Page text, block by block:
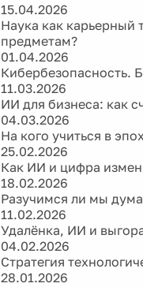
15.04.2026
Наука как карьерный
предметам?
01.04.2026
Кибербезопасность.
11.03.2026
ИИ для бизнеса: как
04.03.2026
На кого учиться в
25.02.2026
Как ИИ и цифра
18.02.2026
Разучимся ли мы
11.02.2026
Удалёнка, ИИ и
04.02.2026
Стратегия
28.01.2026